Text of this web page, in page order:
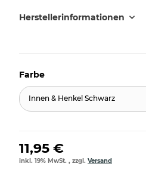
Herstellerinformationen
Farbe
Innen & Henkel Schwarz
11,95 €
inkl. 19% MwSt. , zzgl. Versand